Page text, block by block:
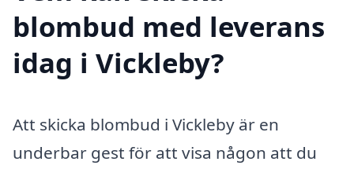
blombud med leverans
idag i Vickleby?
Att skicka blombud i Vickleby är en
underbar gest för att visa någon att du